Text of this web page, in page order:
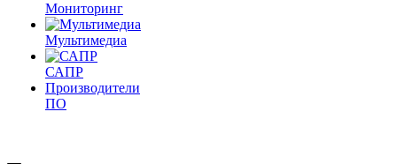
Мониторинг
Мультимедиа
САПР
Производители
ПО